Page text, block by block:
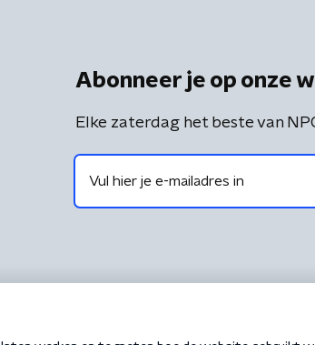
Abonneer je op onze
Elke zaterdag het beste van